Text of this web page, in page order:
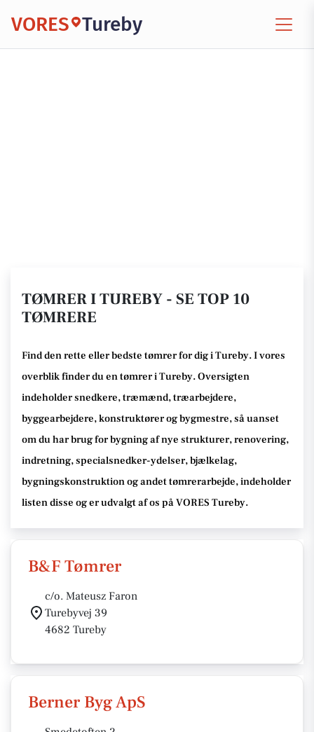
VORES Tureby
TØMRER I TUREBY - SE TOP 10
TØMRERE
Find den rette eller bedste tømrerfor dig i Tureby. I vores
overblik finder du en tømrer i Tureby.Oversigten
indeholder snedkere, træmænd, træarbejdere,
byggearbejdere, konstruktører og bygmestre,så uanset
om du har brug for bygning af nye strukturer, renovering,
indretning, specialsnedker-ydelser, bjælkelag,
bygningskonstruktion og andet tømrerarbejde, indeholder
listen disse og er udvalgt af os på VORES Tureby.
B&F Tømrer
c/o. Mateusz Faron
Turebyvej 39
4682 Tureby
Berner Byg ApS